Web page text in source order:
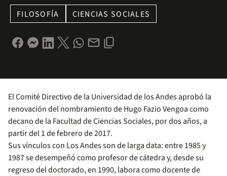
FILOSOFÍA CIENCIAS SOCIALES
El Comité Directivo de la Universidad de los Andes aprobó la
renovación del nombramiento de Hugo Fazio Vengoa como
decano de la Facultad de Ciencias Sociales, por dos años, a
partir del 1 de febrero de 2017.
Sus vínculos con Los Andes son de larga data: entre 1985 y
1987 se desempeñó como profesor de cátedra y, desde su
regreso del doctorado, en 1990, labora como docente de